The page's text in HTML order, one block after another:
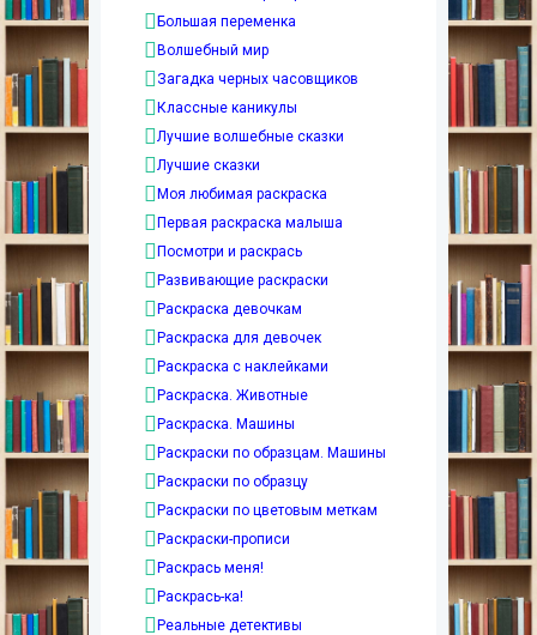
Большая переменка
Волшебный мир
Загадка черных часовщиков
Классные каникулы
Лучшие волшебные сказки
Лучшие сказки
Моя любимая раскраска
Первая раскраска малыша
Посмотри и раскрась
Развивающие раскраски
Раскраска девочкам
Раскраска для девочек
Раскраска с наклейками
Раскраска. Животные
Раскраска. Машины
Раскраски по образцам. Машины
Раскраски по образцу
Раскраски по цветовым меткам
Раскраски-прописи
Раскрась меня!
Раскрась-ка!
Реальные детективы